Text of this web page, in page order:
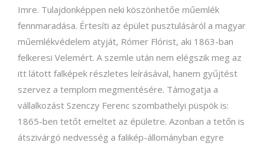
Imre. Tulajdonképpen neki köszönhetőe műemlék
fennmaradása. Értesíti az épület pusztulásáról a magyar
műemlékvédelem atyját, Rómer Flórist, aki 1863-ban
felkeresi Velemért. A szemle után nem elégszik meg az
itt látott falképek részletes leírásával, hanem gyűjtést
szervez a templom megmentésére. Támogatja a
vállalkozást Szenczy Ferenc szombathelyi püspök is:
1865-ben tetőt emeltet az épületre. Azonban a tetőn is
átszivárgó nedvesség a falikép-állományban egyre